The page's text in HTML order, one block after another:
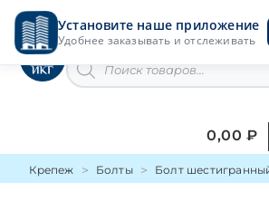
Установите наше приложение
Удобнее заказывать и отслеживать
Перейти
содержимомуИнструменты на
товаров
0,00₽
Крепеж Болты Болт